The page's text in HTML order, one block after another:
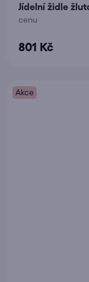
Jídelní židle
cenu
801 Kč
Akce